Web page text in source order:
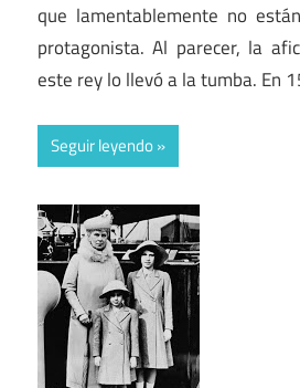
que lamentablemente no
protagonista. Al parecer, la
este rey lo llevó a la tumba. En
Seguir leyendo